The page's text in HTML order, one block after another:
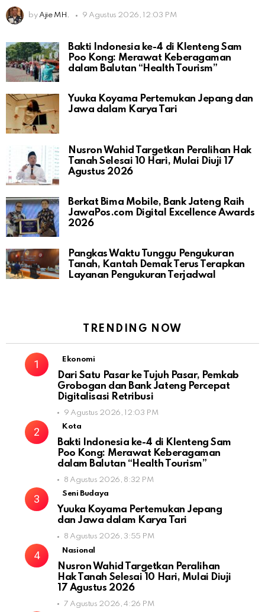
by Ajie MH. 9 Agustus 2026, 12:03 PM
Bakti Indonesia ke-4 di Klenteng Sam
Poo Kong: Merawat Keberagaman
dalam Balutan “Health Tourism”
Yuuka Koyama Pertemukan Jepang dan
Jawa dalam Karya Tari
Nusron Wahid Targetkan Peralihan Hak
Tanah Selesai 10 Hari, Mulai Diuji 17
Agustus 2026
Berkat Bima Mobile, Bank Jateng Raih
JawaPos.com Digital Excellence Awards
2026
Pangkas Waktu Tunggu Pengukuran
Tanah, Kantah Demak Terus Terapkan
Layanan Pengukuran Terjadwal
TRENDING NOW
Ekonomi
Dari Satu Pasar ke Tujuh Pasar, Pemkab
Grobogan dan Bank Jateng Percepat
Digitalisasi Retribusi
9 Agustus 2026, 12:03 PM
Kota
Bakti Indonesia ke-4 di Klenteng Sam
Poo Kong: Merawat Keberagaman
dalam Balutan “Health Tourism”
8 Agustus 2026, 8:32 PM
Seni Budaya
Yuuka Koyama Pertemukan Jepang
dan Jawa dalam Karya Tari
8 Agustus 2026, 3:55 PM
Nasional
Nusron Wahid Targetkan Peralihan
Hak Tanah Selesai 10 Hari, Mulai Diuji
17 Agustus 2026
7 Agustus 2026, 4:26 PM